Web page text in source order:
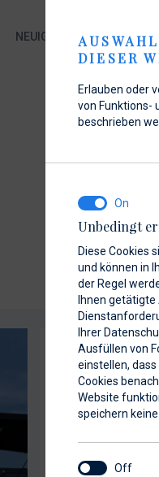
Tanken
auf!
Mehr erfahren
Hier finden
Schiff
Mehr erfahren
NEUIGKEITEN
DIESER
Erlauben oder
von Funktions-
beschrieben
Unbedingt
Diese Cookies
und können in
der Regel
Ihnen
Ihrer
Ausfüllen von
einstellen,
Cookies
Website
speichern